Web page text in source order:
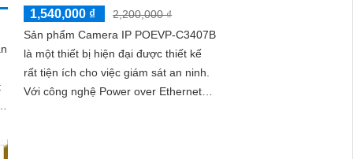
1,540,000 ₫
2,200,000 ₫
Sản phẩm Camera IP POEVP-C3407B
là một thiết bị hiện đại được thiết kế
rất tiện ích cho việc giám sát an ninh.
Với công nghệ Power over Ethernet